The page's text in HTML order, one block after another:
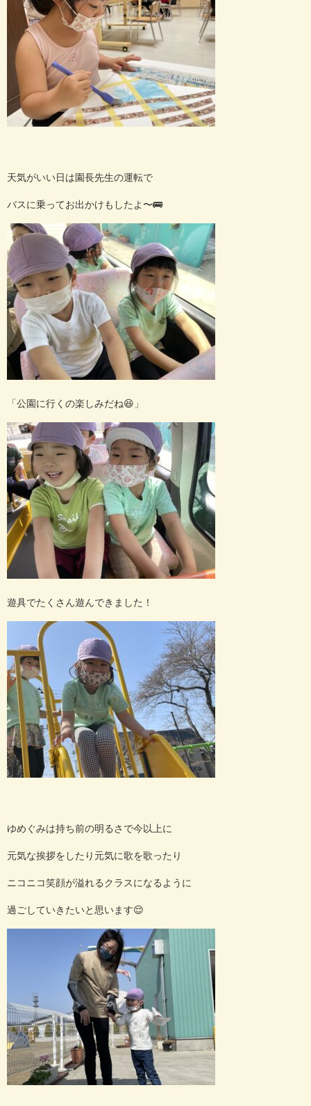
天気がいい日は園長先生の運転で
バスに乗ってお出かけもしたよ〜🚌
「公園に行くの楽しみだね😆 」
遊具でたくさん遊んできました！
ゆめぐみは持ち前の明るさで今以上に
元気な挨拶をしたり元気に歌を歌ったり
ニコニコ笑顔が溢れるクラスになるように
過ごしていきたいと思います😌